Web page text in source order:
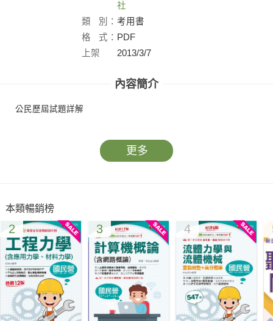
社
類
別： 考用書
格
式： PDF
上架
2013/3/7
內容簡介
公民歷屆試題詳解
更多
本類暢銷榜
2 3 4